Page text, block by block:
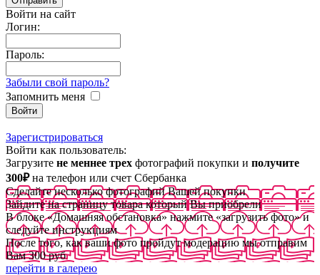
Войти на сайт
Логин:
Пароль:
Забыли свой пароль?
Запомнить меня
Зарегистрироваться
Войти как пользователь:
Загрузите не меннее трех фотографий покупки и получите
300₽на телефон или счет Сбербанка
Сделайте несколько фотографий Вашей покупки
Зайдите на страницу товара который Вы приобрели
В блоке «Домашняя обстановка» нажмите «загрузить фото» и
следуйте инструкциям
После того, как ваши фото пройдут модерацию мы отправим
Вам 300 руб
перейти в галерею